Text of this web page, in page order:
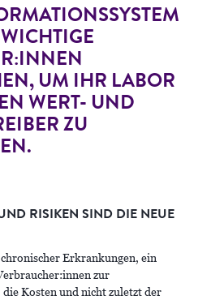
UM IHR LABOR
WERT- UND
ZU
RISIKEN SIND DIE NEUE
Erkrankungen, ein
zur
Kosten und nicht zuletzt der